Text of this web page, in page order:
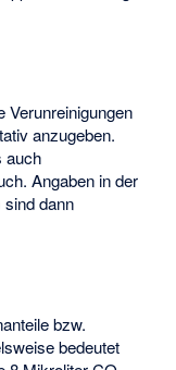
Verunreinigungen
anzugeben.
auch
Angaben in der
dann
bzw.
bedeutet